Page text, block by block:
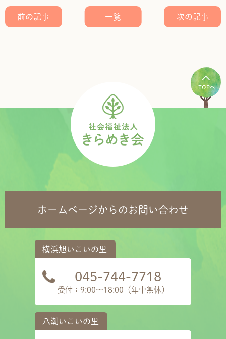
前の記事 一覧 次の記事
ホームページからのお問い合わせ
045-744-7718
受付：9:00～18:00（年中無休）